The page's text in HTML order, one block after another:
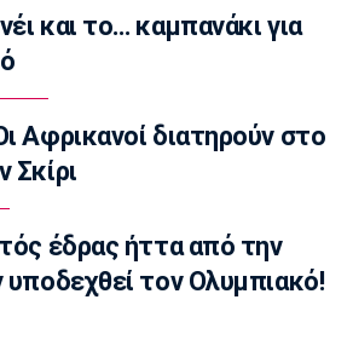
στη Βιλερμπάν
Άσος και γκολ στο
η ανταλλαγή του Σρέντερ
και το… καμπανάκι για
Αφρικανοί διατηρούν στο
Σκίρι
έδρας ήττα από την
υποδεχθεί τον Ολυμπιακό!